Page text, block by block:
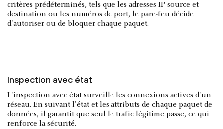
critères prédéterminés, tels que les adresses IP source et
destination ou les numéros de port, le pare-feu décide
d'autoriser ou de bloquer chaque paquet.
Inspection avec état
L'inspection avec état surveille les connexions actives d'un
réseau. En suivant l'état et les attributs de chaque paquet de
données, il garantit que seul le trafic légitime passe, ce qui
renforce la sécurité.